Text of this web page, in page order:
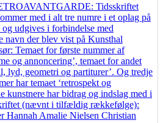
Tidsskriftet
med i alt tre numre i et oplag på
og udgives i forbindelse med
navn der blev vist på Kunsthal
Temaet for første nummer af
og annoncering’, temaet for andet
lyd, geometri og partiturer’. Og tredje
har temaet ‘retrospekt og
kunstnere har bidrag og indslag med i
(nævnt i tilfældig rækkefølge):
Hannah Amalie Nielsen Christian